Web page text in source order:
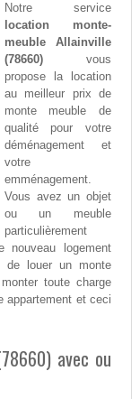
Notre service
location monte-
meuble Allainville
(78660)vous
propose la location
au meilleur prix de
monte meuble de
qualité pour votre
déménagement et
votre
emménagement.
Vous avez un objet
ou un meuble
particulièrement
nouveau logement
de louer un monte
toute charge
appartement et ceci
avec ou